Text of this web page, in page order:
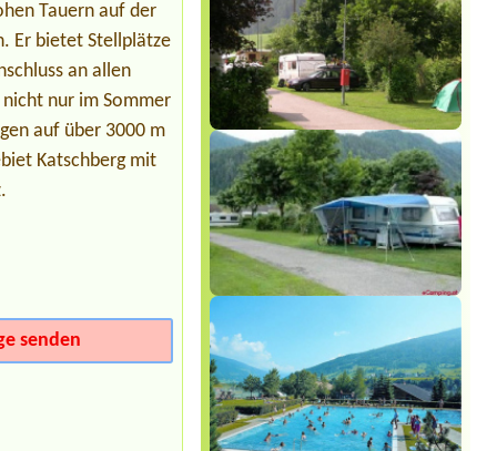
Termin ab 2026-07-28 |Campingplatz
Neufelder See
1x Platz für Zelt 4 Personen und 1x
Auto
Tauern auf der
Er bietet Stellplätze
an allen
nur im Sommer
auf über 3000 m
Katschberg mit
senden